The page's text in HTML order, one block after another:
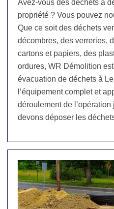
Avez-vous des déchets à
propriété ? Vous pouvez
Que ce soit des déchets
décombres, des verreries,
cartons et papiers, des
ordures, WR Démolition
évacuation de déchets à
l’équipement complet et
déroulement de
devons déposer les